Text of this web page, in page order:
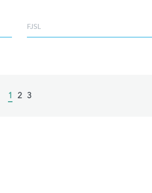
FJSL
Current
1 Page
2 Page
3